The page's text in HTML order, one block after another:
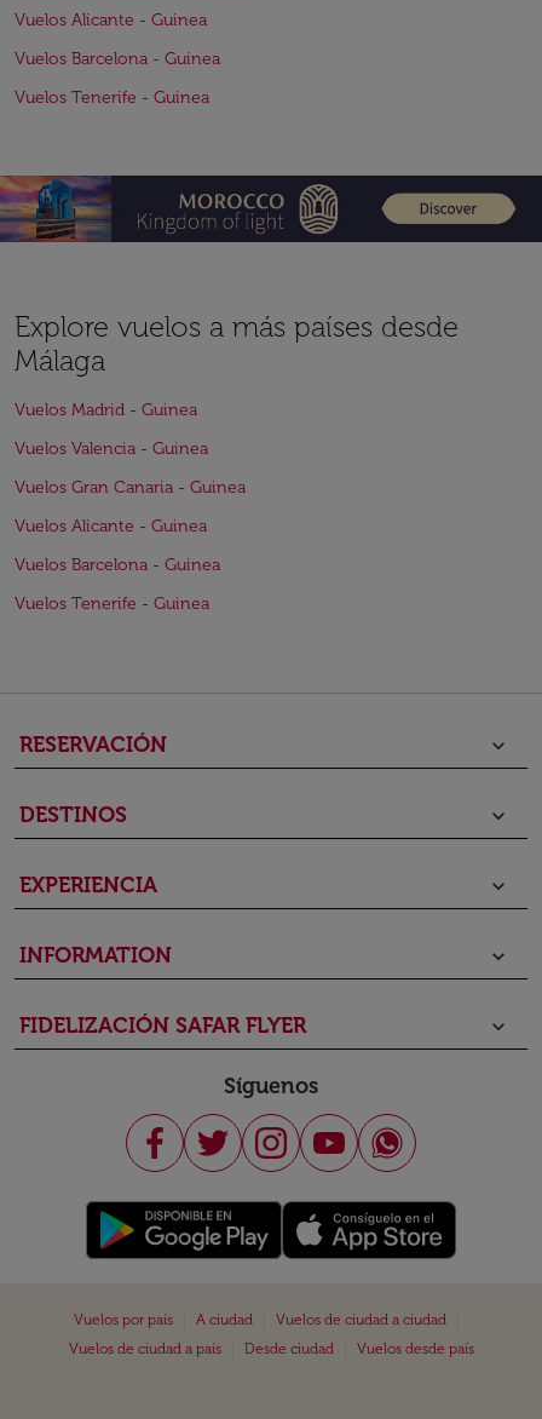
Vuelos Alicante - Guinea
Vuelos Barcelona - Guinea
Vuelos Tenerife - Guinea
Explore vuelos a más países desde
Málaga
Vuelos Madrid - Guinea
Vuelos Valencia - Guinea
Vuelos Gran Canaria - Guinea
Vuelos Alicante - Guinea
Vuelos Barcelona - Guinea
Vuelos Tenerife - Guinea
RESERVACIÓN keyboard_arrow_down
DESTINOS keyboard_arrow_down
EXPERIENCIA keyboard_arrow_down
INFORMATION keyboard_arrow_down
FIDELIZACIÓN SAFAR FLYER keyboard_arrow_down
Síguenos
Vuelos por país A ciudad Vuelos de ciudad a ciudad
Vuelos de ciudad a país
Desde ciudad Vuelos desde país